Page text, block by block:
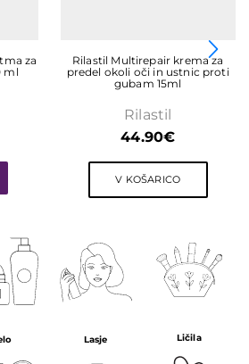
za
ml
Rilastil Multirepair krema za
predel okoli oči in ustnic proti
gubam 15ml
Rilastil
44.90€
V KOŠARICO
Lasje Ličila